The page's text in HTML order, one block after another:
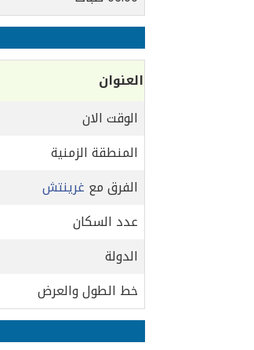
العنوان
الوقت الان
المنطقة الزمنية
الفرق مع غرينتش
عدد السكان
الدولة
خط الطول والعرض